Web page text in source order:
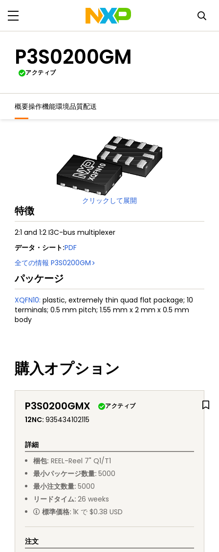
P3S0200GM
アクティブ
概要操作機能環境品質配送
クリックして展開
特徴
2:1 and 1:2 I3C-bus multiplexer
データ・シート:PDF
全ての情報 P3S0200GM
パッケージ
XQFN10: plastic, extremely thin quad flat package; 10
terminals; 0.5 mm pitch; 1.55 mm x 2 mm x 0.5 mm
body
購入オプション
P3S0200GMX アクティブ
12NC: 935434102115
詳細
梱包: REEL-Reel 7" Q1/T1
最小パッケージ数量: 5000
最小注文数量: 5000
リードタイム: 26 weeks
標準価格: 1K で $0.38 USD
注文